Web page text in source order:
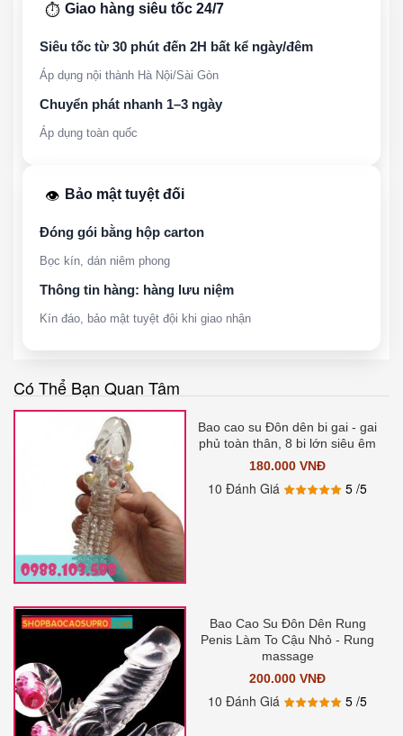
⏱️ Giao hàng siêu tốc 24/7
Siêu tốc từ 30 phút đến 2H bất kể ngày/đêm
Áp dụng nội thành Hà Nội/Sài Gòn
Chuyển phát nhanh 1–3 ngày
Áp dụng toàn quốc
👁️ Bảo mật tuyệt đối
Đóng gói bằng hộp carton
Bọc kín, dán niêm phong
Thông tin hàng: hàng lưu niệm
Kín đáo, bảo mật tuyệt đội khi giao nhận
Có Thể Bạn Quan Tâm
Bao cao su Đôn dên bi gai - gai
phủ toàn thân, 8 bi lớn siêu êm
180.000 VNĐ
10 Đánh Giá 5/5
Bao Cao Su Đôn Dên Rung
Penis Làm To Cậu Nhỏ - Rung
massage
200.000 VNĐ
10 Đánh Giá 5/5